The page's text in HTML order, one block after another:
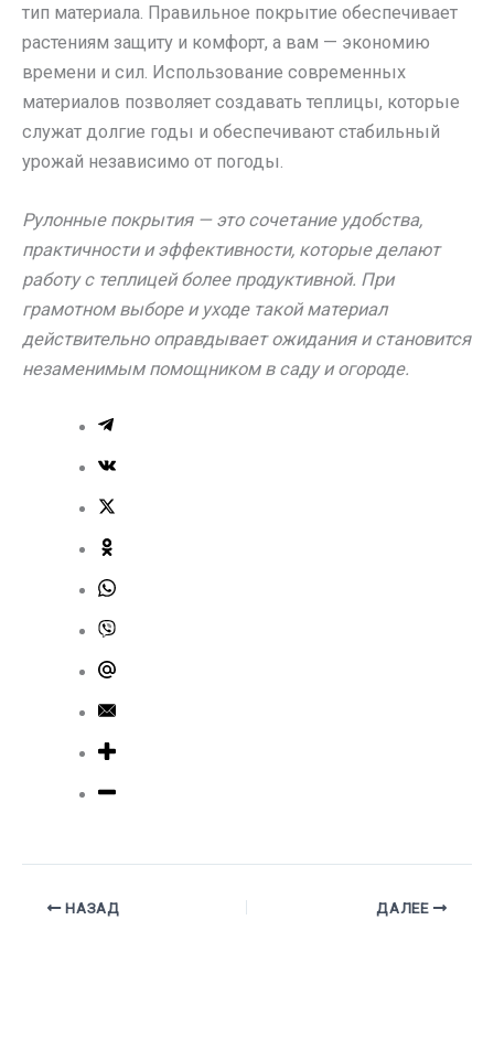
тип материала. Правильное покрытие обеспечивает
растениям защиту и комфорт, а вам — экономию
времени и сил. Использование современных
материалов позволяет создавать теплицы, которые
служат долгие годы и обеспечивают стабильный
урожай независимо от погоды.
Рулонные покрытия — это сочетание удобства,
практичности и эффективности, которые делают
работу с теплицей более продуктивной. При
грамотном выборе и уходе такой материал
действительно оправдывает ожидания и становится
незаменимым помощником в саду и огороде.
НАЗАД ДАЛЕЕ